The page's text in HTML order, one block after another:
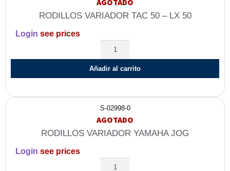
RODILLOS VARIADOR TAC 50 – LX 50
Login see prices
Añadir al carrito
S-02998-0
AGOTADO
RODILLOS VARIADOR YAMAHA JOG
Login see prices